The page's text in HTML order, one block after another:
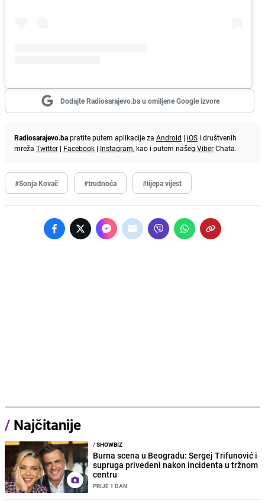
Dodajte Radiosarajevo.ba u omiljene Google izvore
Radiosarajevo.bapratite putem aplikacije za Android | iOS i društvenih
mreža Twitter | Facebook | Instagram, kao i putem našeg ViberChata.
#Sonja Kovač #trudnoća #lijepa vijest
/ Najčitanije
/SHOWBIZ
Burna scena u Beogradu: Sergej Trifunović i
supruga privedeni nakon incidenta u tržnom
centru
PRIJE 1 DAN